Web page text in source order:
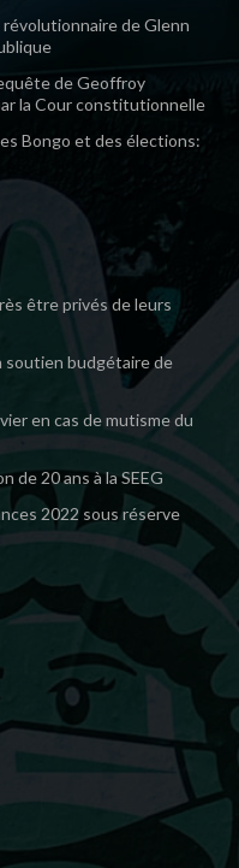
révolutionnaire de Glenn
de Geoffroy
la Cour constitutionnelle
Bongo et des élections:
être privés de leurs
soutien budgétaire de
en cas de mutisme du
de 20 ans à la SEEG
2022 sous réserve